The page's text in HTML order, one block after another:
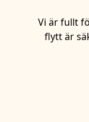
Vi är fullt
flytt är